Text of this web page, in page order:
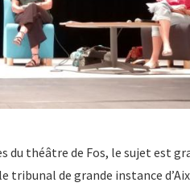
théâtre de Fos, le sujet est
de grande instance